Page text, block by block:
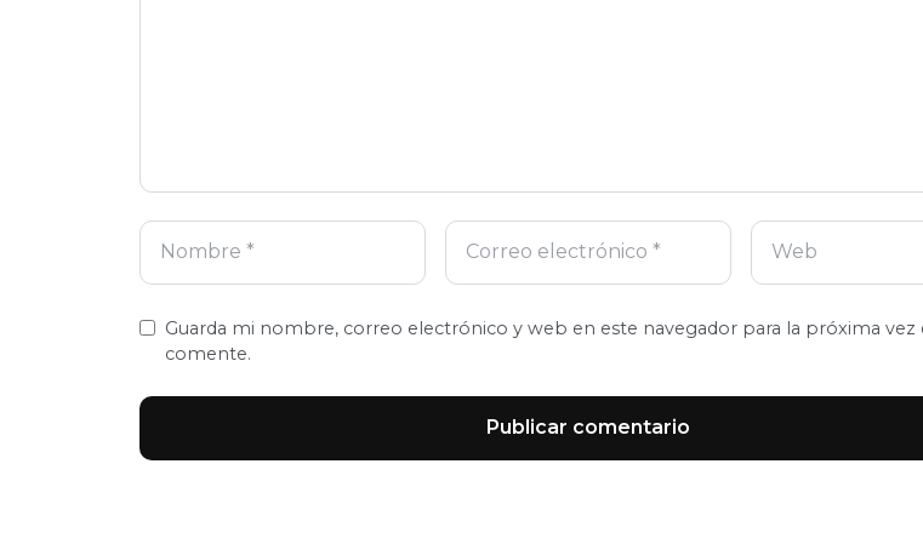
Guarda mi nombre, correo electrónico y web en este navegador para la próxima vez
comente.